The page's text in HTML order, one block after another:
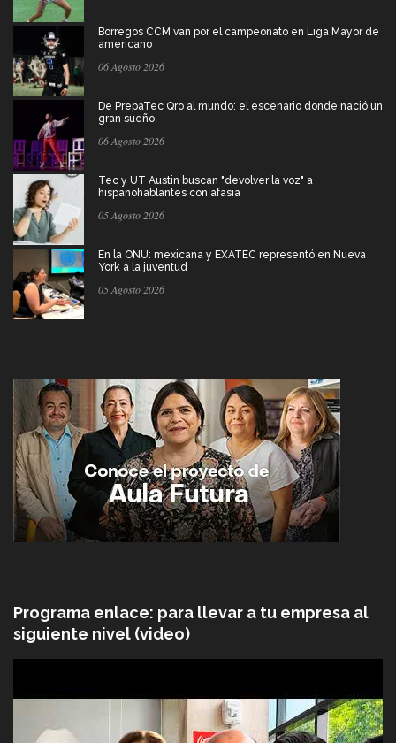
Borregos CCM van por el campeonato en Liga Mayor de
americano
06 Agosto 2026
De PrepaTec Qro al mundo: el escenario donde nació un
gran sueño
06 Agosto 2026
Tec y UT Austin buscan "devolver la voz" a
hispanohablantes con afasia
05 Agosto 2026
En la ONU: mexicana y EXATEC representó en Nueva
York a la juventud
05 Agosto 2026
Programa enlace: para llevar a tu empresa al
siguiente nivel (video)